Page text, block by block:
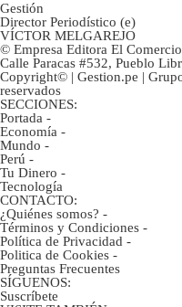
Gestión
Director Periodístico (e)
VÍCTOR MELGAREJO
© Empresa Editora El
Calle Paracas #532, Pueblo
Copyright© | Gestion.pe |
reservados
SECCIONES:
Portada -
Economía -
Mundo -
Perú -
Tu Dinero -
Tecnología
CONTACTO:
¿Quiénes somos? -
Términos y Condiciones -
Política de Privacidad -
Politica de Cookies -
Preguntas Frecuentes
SÍGUENOS:
Suscríbete